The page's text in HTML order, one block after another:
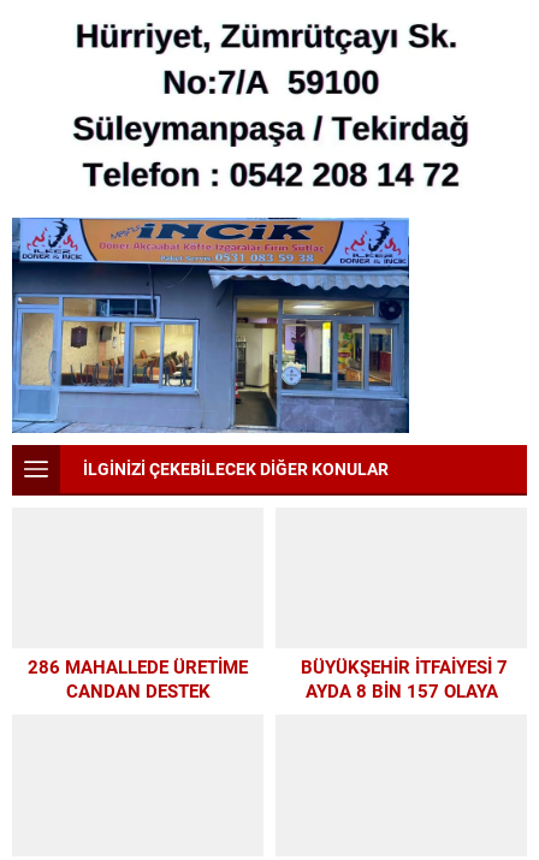
İLGİNİZİ ÇEKEBİLECEK DİĞER KONULAR
286 MAHALLEDE ÜRETİME
CANDAN DESTEK
BÜYÜKŞEHİR İTFAİYESİ 7
AYDA 8 BİN 157 OLAYA